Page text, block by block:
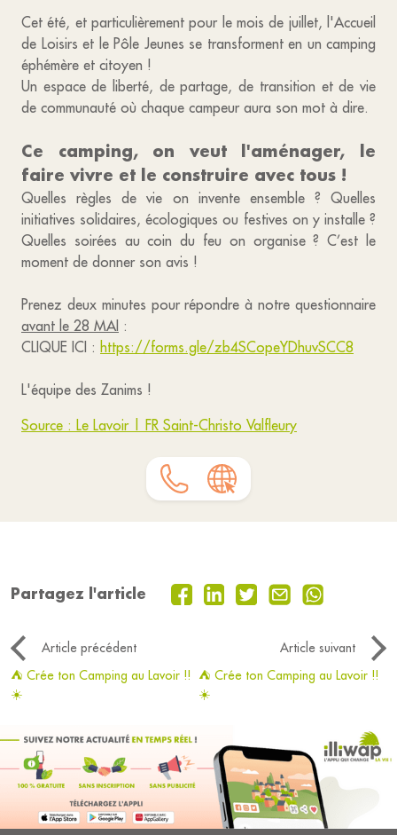
Cet été, et particulièrement pour le mois de juillet, l'Accueil
de Loisirs et le Pôle Jeunes se transforment en un camping
éphémère et citoyen !
Un espace de liberté, de partage, de transition et de vie
de communauté où chaque campeur aura son mot à dire.
Ce camping, on veut l'aménager, le
faire vivre et le construire avec tous !
Quelles règles de vie on invente ensemble ? Quelles
initiatives solidaires, écologiques ou festives on y installe ?
Quelles soirées au coin du feu on organise ? C’est le
moment de donner son avis !
Prenez deux minutes pour répondre à notre questionnaire
avant le 28 MAI :
CLIQUE ICI : https://forms.gle/zb4SCopeYDhuvSCC8
L'équipe des Zanims !
Source : Le Lavoir | FR Saint-Christo Valfleury
Partagez l'article
Article précédent
Article suivant
⛺ Crée ton Camping au Lavoir !!
☀️
⛺ Crée ton Camping au Lavoir !!
☀️